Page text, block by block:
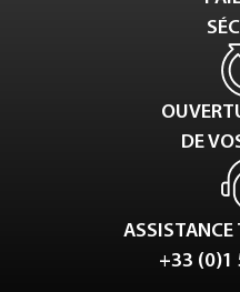
DE
ASSISTANCE
+33 (0)1